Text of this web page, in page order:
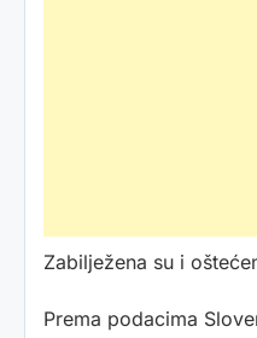
Zabilježena su i
Prema podacima